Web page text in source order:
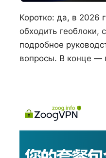
Коротко: да, в 2026
обходить геоблоки,
подробное
вопросы. В конце —